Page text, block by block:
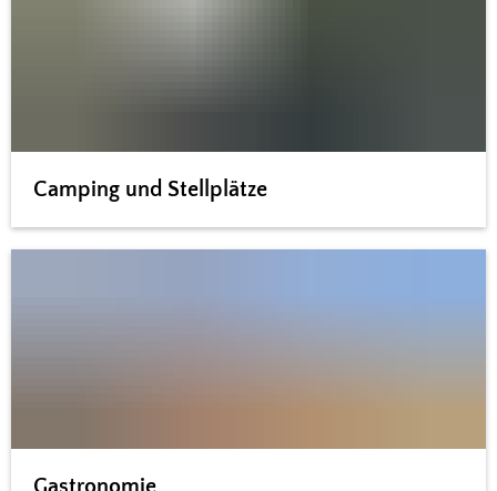
Camping und Stellplätze